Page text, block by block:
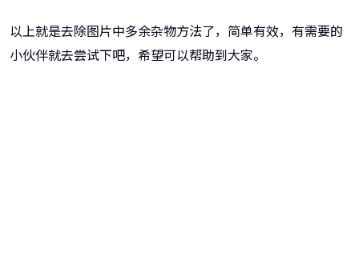
以上就是去除图片中多余杂物方法了，简单有效，有需要的
小伙伴就去尝试下吧，希望可以帮助到大家。